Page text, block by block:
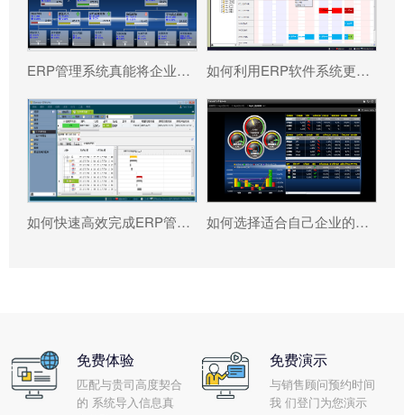
ERP管理系统真能将企业数据转化为可执行决策吗? 如何利用ERP软件系统更好提升企业运营效率?
如何快速高效完成ERP管理系统配置? 如何选择适合自己企业的ERP软件?
免费体验
匹配与贵司高度契合
的 系统导入信息真
免费演示
与销售顾问预约时间
我 们登门为您演示